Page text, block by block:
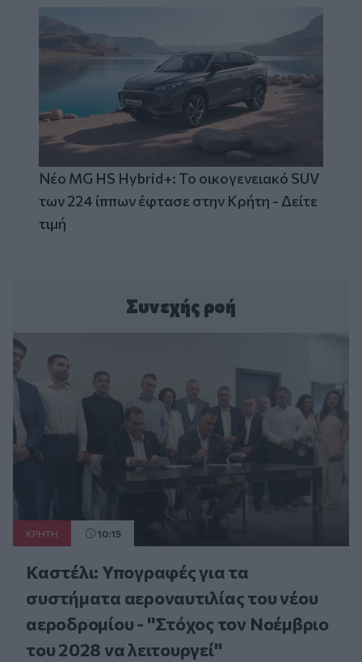
Νέο MG HS Hybrid+: Το οικογενειακό SUV
των 224 ίππων έφτασε στην Κρήτη - Δείτε
τιμή
Συνεχής ροή
ΚΡΗΤΗ 10:15
Καστέλι: Υπογραφές για τα
συστήματα αεροναυτιλίας του νέου
αεροδρομίου - "Στόχος τον Νοέμβριο
του 2028 να λειτουργεί"